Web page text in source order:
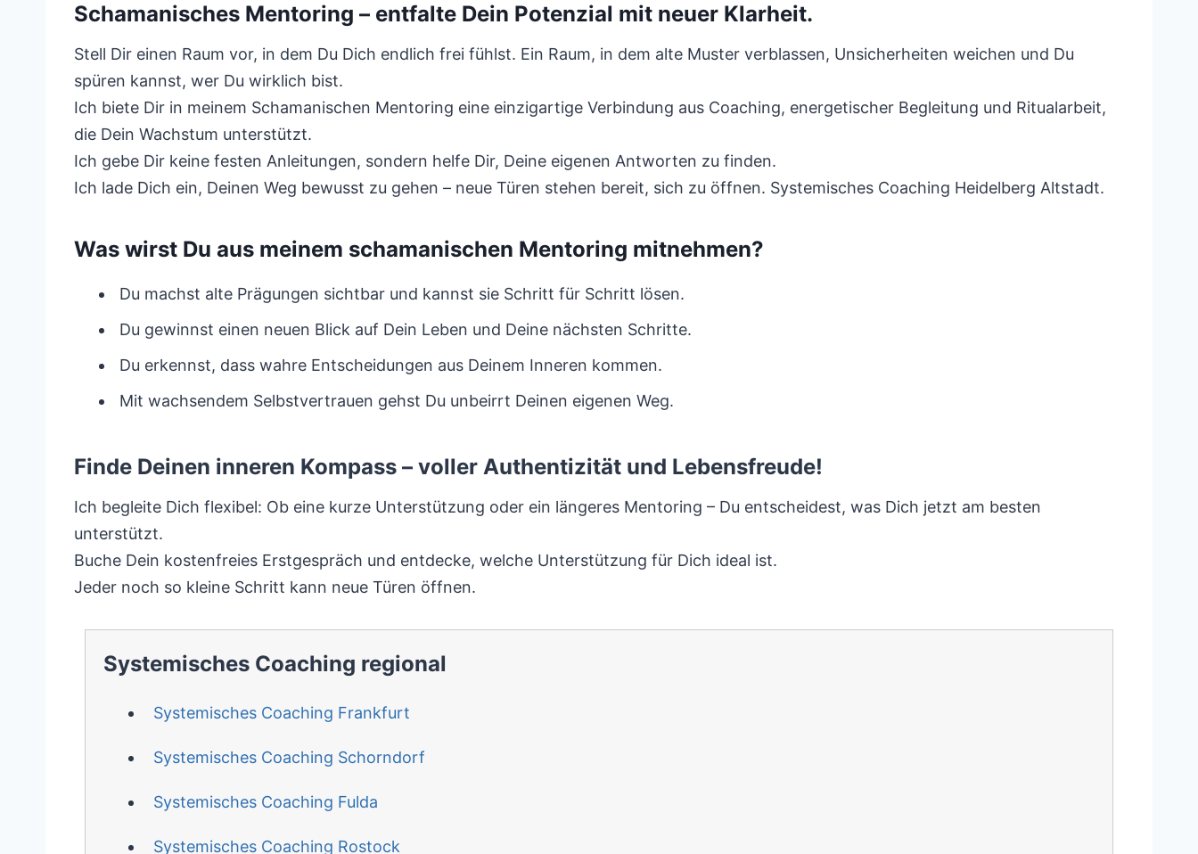
Schamanisches Mentoring – entfalte Dein Potenzial mit neuer Klarheit.
Stell Dir einen Raum vor, in dem Du Dich endlich frei fühlst. Ein Raum, in dem alte Muster verblassen, Unsicherheiten weichen und Du
spüren kannst, wer Du wirklich bist.
Ich biete Dir in meinem Schamanischen Mentoring eine einzigartige Verbindung aus Coaching, energetischer Begleitung und Ritualarbeit,
die Dein Wachstum unterstützt.
Ich gebe Dir keine festen Anleitungen, sondern helfe Dir, Deine eigenen Antworten zu finden.
Ich lade Dich ein, Deinen Weg bewusst zu gehen – neue Türen stehen bereit, sich zu öffnen. Systemisches Coaching Heidelberg Altstadt.
Was wirst Du aus meinem schamanischen Mentoring mitnehmen?
Du machst alte Prägungen sichtbar und kannst sie Schritt für Schritt lösen.
Du gewinnst einen neuen Blick auf Dein Leben und Deine nächsten Schritte.
Du erkennst, dass wahre Entscheidungen aus Deinem Inneren kommen.
Mit wachsendem Selbstvertrauen gehst Du unbeirrt Deinen eigenen Weg.
Finde Deinen inneren Kompass – voller Authentizität und Lebensfreude!
Ich begleite Dich flexibel: Ob eine kurze Unterstützung oder ein längeres Mentoring – Du entscheidest, was Dich jetzt am besten
unterstützt.
Buche Dein kostenfreies Erstgespräch und entdecke, welche Unterstützung für Dich ideal ist.
Jeder noch so kleine Schritt kann neue Türen öffnen.
Systemisches Coaching regional
Systemisches Coaching Frankfurt
Systemisches Coaching Schorndorf
Systemisches Coaching Fulda
Systemisches Coaching Rostock